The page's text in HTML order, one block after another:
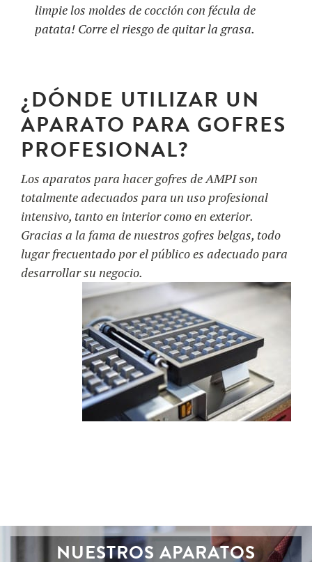
limpie los moldes de cocción con fécula de
patata! Corre el riesgo de quitar la grasa.
¿DÓNDE UTILIZAR UN
APARATO PARA GOFRES
PROFESIONAL?
Los aparatos para hacer gofres de AMPI son
totalmente adecuados para un uso profesional
intensivo, tanto en interior como en exterior.
Gracias a la fama de nuestros gofres belgas, todo
lugar frecuentado por el público es adecuado para
desarrollar su negocio.
NUESTROS APARATOS